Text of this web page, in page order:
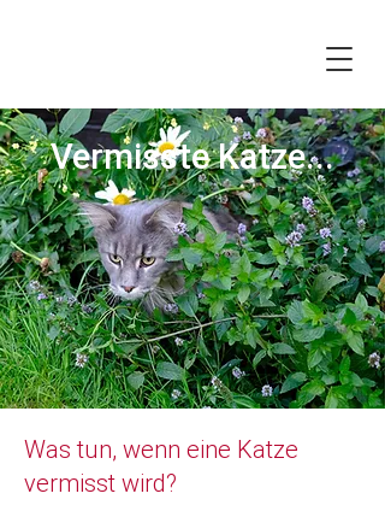
Vermisste Katze...
Was tun, wenn eine Katze
vermisst wird?